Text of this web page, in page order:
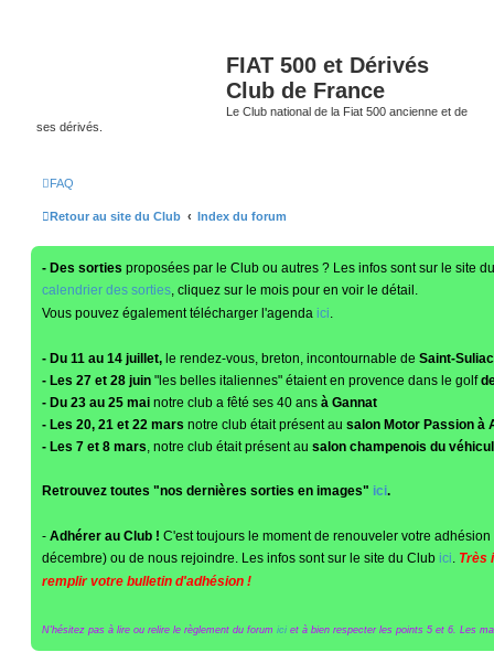
FIAT 500 et Dérivés
Club de France
Le Club national de la Fiat 500 ancienne et de
ses dérivés.
FAQ
Retour au site du Club Index du forum
- Des sorties proposées par le Club ou autres ? Les infos sont sur le site
calendrier des sorties , cliquez sur le mois pour en voir le détail.
Vous pouvez également télécharger l'agenda ici
- Du 11 au 14 juillet, le rendez-vous, breton, incontournable de Saint-Suliac
- Les 27 et 28 juin "les belles italiennes" étaient en provence dans le golf
- Du 23 au 25 mai notre club a fêté ses 40 ans à Gannat
- Les 20, 21 et 22 mars notre club était présent au salon Motor Passion à
- Les 7 et 8 mars , notre club était présent au salon champenois du
Retrouvez toutes "nos dernières sorties en images" ici.
- Adhérer au Club ! C'est toujours le moment de renouveler votre
décembre) ou de nous rejoindre. Les infos sont sur le site du Club ici Très
remplir votre bulletin d'adhésion !
N'hésitez pas à lire ou relire le règlement du forum ici et à bien respecter les points 5 et 6. Les